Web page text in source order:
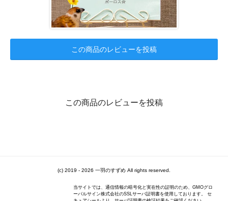
この商品のレビューを投稿
この商品のレビューを投稿
(c) 2019 - 2026 一羽のすずめ All rights reserved.
当サイトでは、通信情報の暗号化と実在性の証明のため、GMOグロ
ーバルサイン株式会社のSSLサーバ証明書を使用しております。 セ